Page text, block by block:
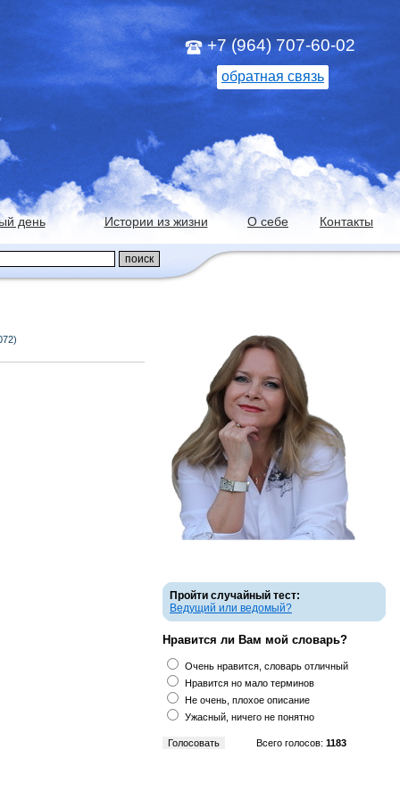
+7 (964) 707-60-02
обратная связь
день Истории из жизни О себе Контакты
Пройти случайный тест:
Ведущий или ведомый?
Нравится ли Вам мой словарь?
Очень нравится, словарь отличный
Нравится но мало терминов
Не очень, плохое описание
Ужасный, ничего не понятно
Всего голосов: 1183